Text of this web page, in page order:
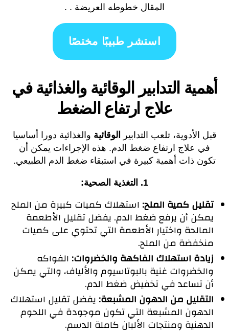
المقال خطوطه العريضة . .
استشر طبيبًا مختصًا
أهمية التدابير الوقائية والغذائية في
علاج ارتفاع الضغط
قبل الأدوية، تلعب التدابير الوقائية والغذائية دورا أساسيا
في علاج ارتفاع ضغط الدم. هذه الإجراءات يمكن أن
تكون ذات أهمية كبيرة في استبقاء ضغط الدم الطبيعي.
1. التغذية الصحية:
تقليل كمية الملح: استهلاك كميات كبيرة من الملح
يمكن أن يرفع ضغط الدم. يفضل تقليل الأطعمة
المالحة واختيار الأطعمة التي تحتوي على كميات
منخفضة من الملح.
زيادة استهلاك الفاكهة والخضروات: الفواكه
والخضروات غنية بالبوتاسيوم والألياف، والتي يمكن
أن تساعد في تخفيض ضغط الدم.
التقليل من الدهون المشبعة: يفضل تقليل استهلاك
الدهون المشبعة التي تكون موجودة في اللحوم
الدهنية ومنتجات الألبان كاملة الدسم.